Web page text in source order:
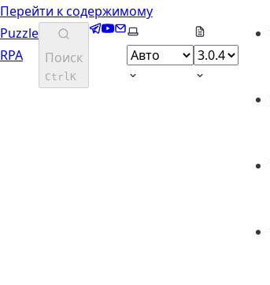
Перейти к содержимому
Puzzle
RPA
Поиск
CtrlK
Telegram
YouTube
EmailВыберите тему